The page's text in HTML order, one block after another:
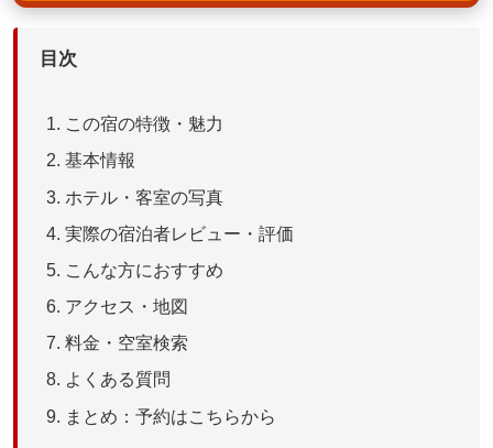
目次
この宿の特徴・魅力
基本情報
ホテル・客室の写真
実際の宿泊者レビュー・評価
こんな方におすすめ
アクセス・地図
料金・空室検索
よくある質問
まとめ：予約はこちらから